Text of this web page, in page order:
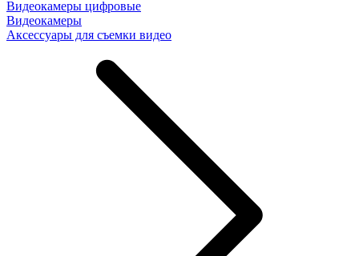
Видеокамеры цифровые
Видеокамеры
Аксессуары для съемки видео